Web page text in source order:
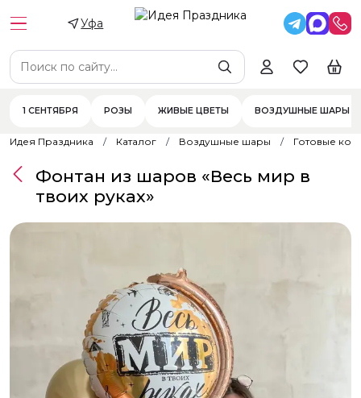
Уфа
1 СЕНТЯБРЯ РОЗЫ ЖИВЫЕ ЦВЕТЫ ВОЗДУШНЫЕ ШАРЫ
Идея Праздника Каталог Воздушные шары Готовые
Фонтан из шаров «Весь мир в
твоих руках»